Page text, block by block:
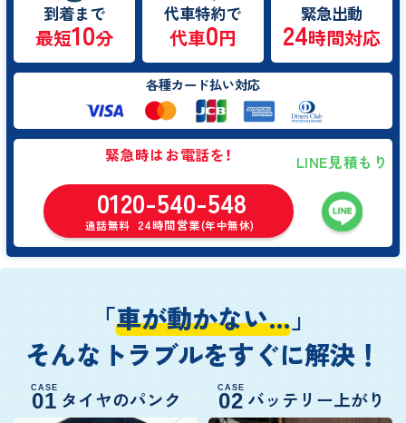
到着まで
最短10分
代車特約で
代車0円
緊急出動
24時間対応
各種カード払い対応
緊急時はお電話を！
0120-540-548
通話無料 24時間営業(年中無休)
LINE見積もり
「車が動かない…」
そんなトラブルをすぐに解決！
CASE
01 タイヤのパンク CASE
02 バッテリー上がり